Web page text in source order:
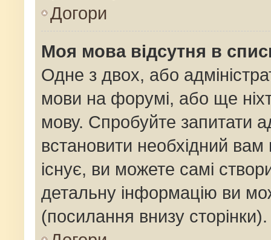
Догори
Моя мова відсутня в
Одне з двох, або
мови на форумі, або ще
мову. Спробуйте запитати
встановити необхідний
існує, ви можете самі
детальну інформацію ви
(посилання внизу сторінки).